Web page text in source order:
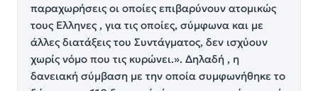
παραχωρήσεις οι οποίες επιβαρύνουν ατομικώς
τους Ελληνες , για τις οποίες, σύμφωνα και με
άλλες διατάξεις του Συντάγματος, δεν ισχύουν
χωρίς νόμο που τις κυρώνει.». Δηλαδή , η
δανειακή σύμβαση με την οποία συμφωνήθηκε το